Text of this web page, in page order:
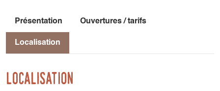
Présentation Ouvertures / tarifs
Localisation
Localisation